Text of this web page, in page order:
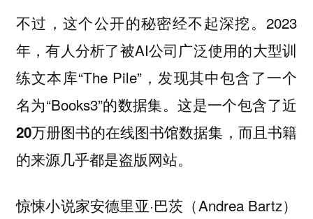
不过，这个公开的秘密经不起深挖。2023
年，有人分析了被AI公司广泛使用的大型训
练文本库“The Pile”，发现其中包含了一个
名为“Books3”的数据集。这是一个包含了近
20万册图书的在线图书馆数据集，而且书籍
的来源几乎都是盗版网站。
惊悚小说家安德里亚·巴茨（Andrea Bartz）